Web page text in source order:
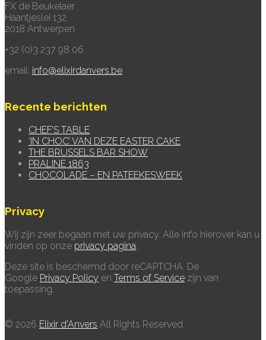
FX de Beukelaer
Haantjeslei 132
2018 Antwerpen
+32 (0)3 237 98 06
email: info@elixirdanvers.be
Recente berichten
CHEF’S TABLE
‘IN CHOC’ VAN DEZE EASTER CAKE
THE BRUSSELS BAR SHOW
PRALINE 1863
CHOCOLADE – EN PATEEKESWEEK
Privacy
Wij zijn zeer begaan met uw privacy. Alle info hierover kan u
vinden op onze privacy pagina
Deze site is beschermd door reCAPTCHA. De
Google Privacy Policy en Terms of Service zijn van
toepassing.
© 2026 Elixir d'Anvers All Rights Reserved.